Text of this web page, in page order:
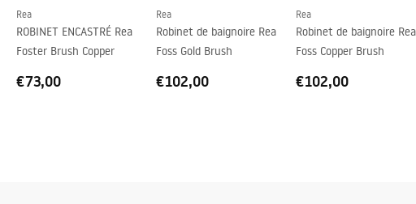
5 ansRea
ROBINET ENCASTRÉ Rea
Foster Brush Copper
€73,00
Rea
Robinet de baignoire Rea
Foss Gold Brush
€102,00
Rea
Robinet de baignoire Rea
Foss Copper Brush
€102,00